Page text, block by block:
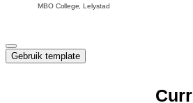
Gebruik template